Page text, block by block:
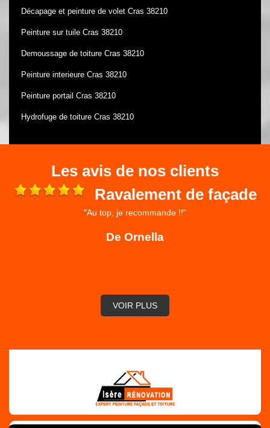
Décapage et peinture de volet Cras 38210
Peinture sur tuile Cras 38210
Demoussage de toiture Cras 38210
Peinture interieure Cras 38210
Peinture portail Cras 38210
Hydrofuge de toiture Cras 38210
Les avis de nos clients
Ravalement de façade
"Au top, je recommande !!"
De Ornella
VOIR PLUS